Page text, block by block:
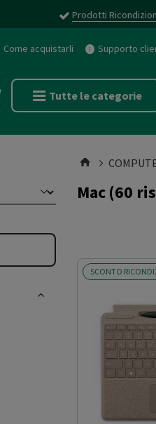
Prodotti
Come acquistarli Supporto
Tutte le categorie
Mac (60
SCONTO